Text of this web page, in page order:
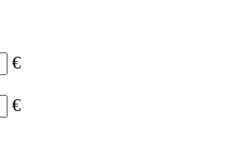
€
€